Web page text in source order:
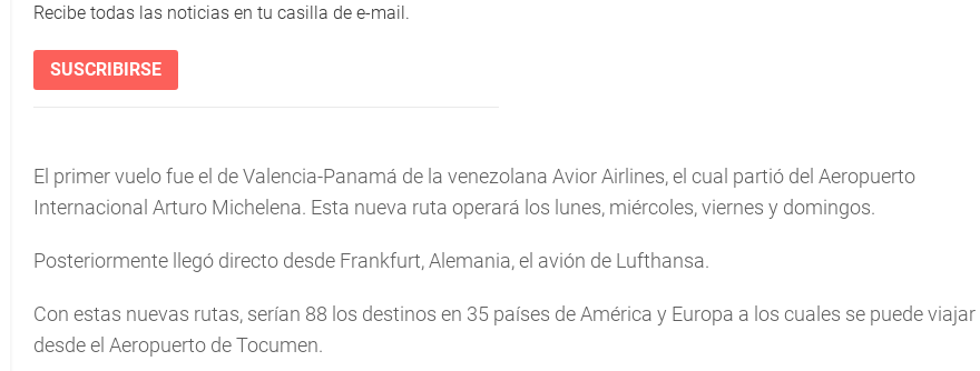
Recibe todas las noticias en tu casilla de e-mail.
SUSCRIBIRSE
El primer vuelo fue el de Valencia-Panamá de la venezolana Avior Airlines, el cual partió del Aeropuerto
Internacional Arturo Michelena. Esta nueva ruta operará los lunes, miércoles, viernes y domingos.
Posteriormente llegó directo desde Frankfurt, Alemania, el avión de Lufthansa.
Con estas nuevas rutas, serían 88 los destinos en 35 países de América y Europa a los cuales se puede viajar
desde el Aeropuerto de Tocumen.